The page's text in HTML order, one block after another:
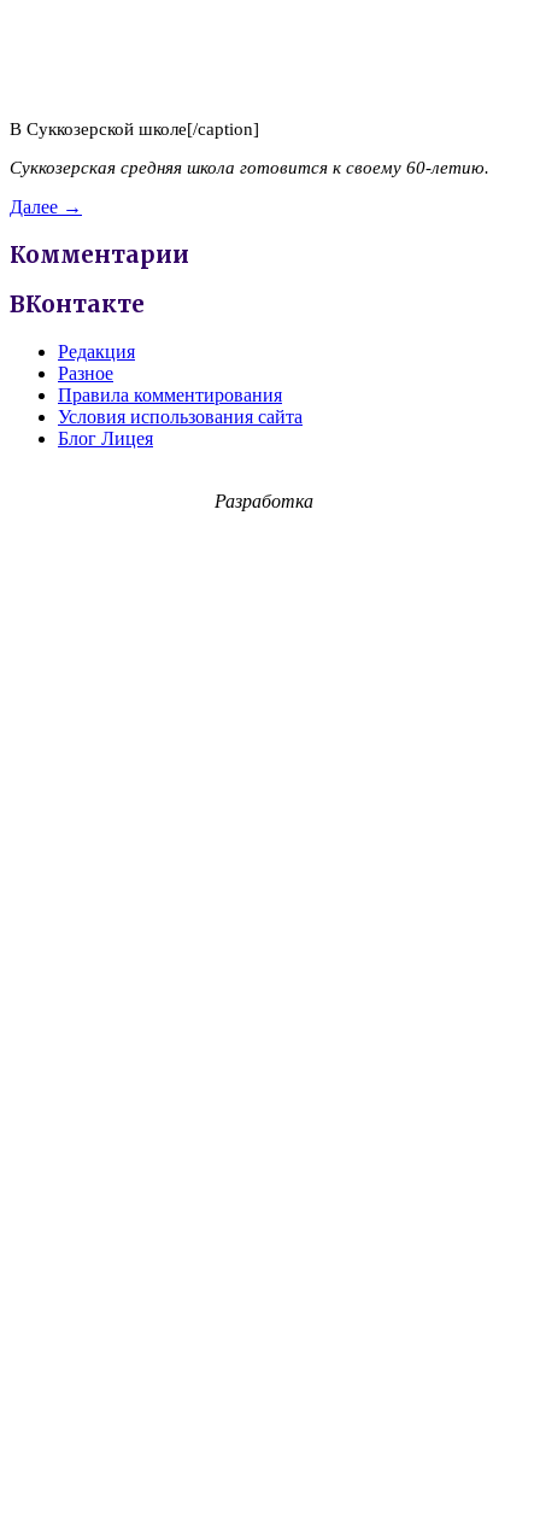
В Суккозерской школе[/caption]
Суккозерская средняя школа готовится к своему 60-летию.
Далее →
Комментарии
ВКонтакте
Редакция
Разное
Правила комментирования
Условия использования сайта
Блог Лицея
Разработка